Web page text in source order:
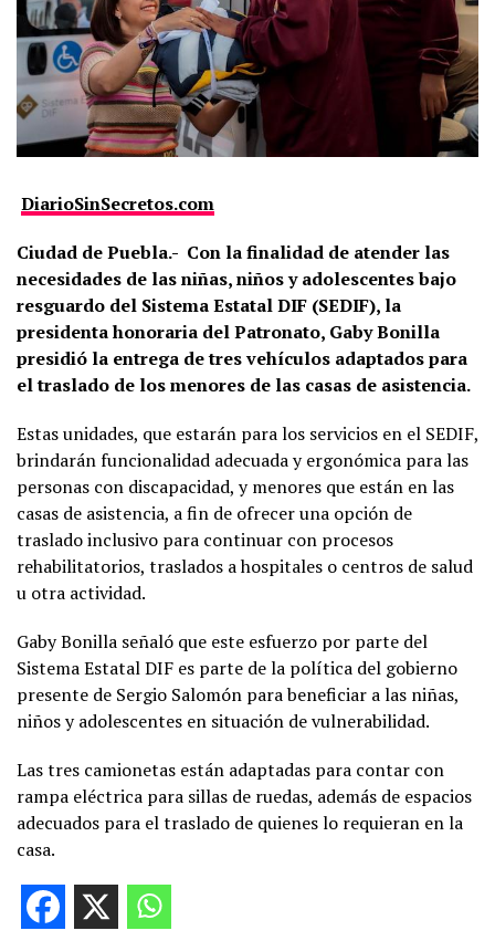
DiarioSinSecretos.com
Ciudad de Puebla.- Con la finalidad de atender las
necesidades de las niñas, niños y adolescentes bajo
resguardo del Sistema Estatal DIF (SEDIF), la
presidenta honoraria del Patronato, Gaby Bonilla
presidió la entrega de tres vehículos adaptados para
el traslado de los menores de las casas de asistencia.
Estas unidades, que estarán para los servicios en el SEDIF,
brindarán funcionalidad adecuada y ergonómica para las
personas con discapacidad, y menores que están en las
casas de asistencia, a fin de ofrecer una opción de
traslado inclusivo para continuar con procesos
rehabilitatorios, traslados a hospitales o centros de salud
u otra actividad.
Gaby Bonilla señaló que este esfuerzo por parte del
Sistema Estatal DIF es parte de la política del gobierno
presente de Sergio Salomón para beneficiar a las niñas,
niños y adolescentes en situación de vulnerabilidad.
Las tres camionetas están adaptadas para contar con
rampa eléctrica para sillas de ruedas, además de espacios
adecuados para el traslado de quienes lo requieran en la
casa.